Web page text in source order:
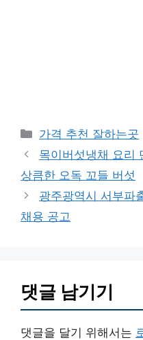
카
테
고
리
가격 추천 잘하는곳
목이버섯냉채 요리
상큼한 오독 꼬들 버섯
광주광역시 서부파
채용 공고
댓글 남기기
댓글을 달기 위해서는